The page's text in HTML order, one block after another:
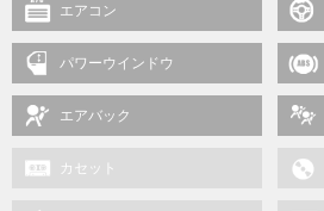
エアコン
パワーウインドウ
エアバック
カセット